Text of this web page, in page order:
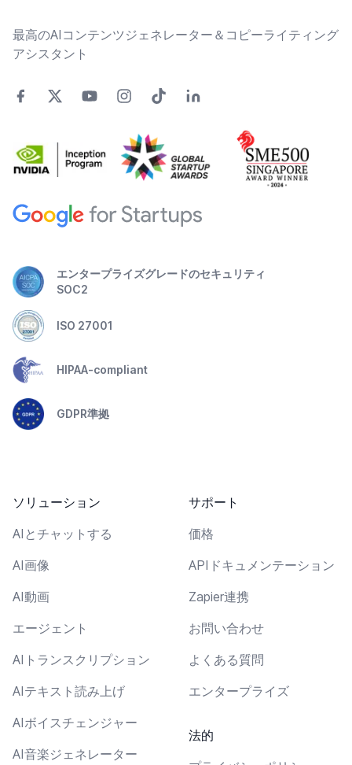
最高のAIコンテンツジェネレーター＆コピーライティング
アシスタント
エンタープライズグレードのセキュリティ
SOC2
ISO 27001
HIPAA-compliant
GDPR準拠
ソリューション
AIとチャットする
AI画像
AI動画
エージェント
AIトランスクリプション
AIテキスト読み上げ
AIボイスチェンジャー
AI音楽ジェネレーター
サポート
価格
APIドキュメンテーション
Zapier連携
お問い合わせ
よくある質問
エンタープライズ
法的